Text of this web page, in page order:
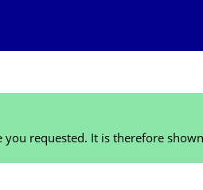
requested. It is therefore